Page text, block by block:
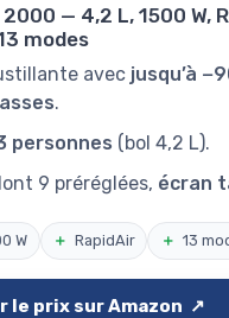
— 4,2 L, 1500 W,
modes
avec jusqu’à
.
personnes (bol 4,2 L).
9 préréglées, écran
W ＋ RapidAir ＋ 13
le prix sur Amazon ↗️